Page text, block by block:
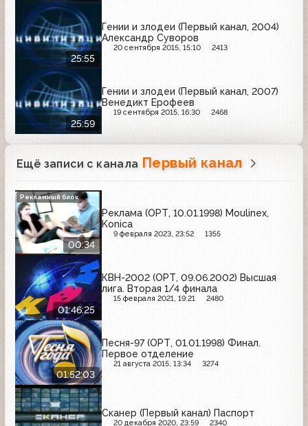
25:55
Гении и злодеи (Первый канал, 2004)
Александр Суворов
20 сентября 2015, 15:10 2413
25:59
Гении и злодеи (Первый канал, 2007)
Венедикт Ерофеев
19 сентября 2015, 16:30 2468
Ещё записи с канала Первый канал
00:34
Реклама (ОРТ, 10.01.1998) Moulinex,
Konica
9 февраля 2023, 23:52 1355
Рекламный блок
01:46:25
КВН-2002 (ОРТ, 09.06.2002) Высшая
лига. Вторая 1/4 финала
15 февраля 2021, 19:21 2480
01:52:03
Песня-97 (ОРТ, 01.01.1998) Финал.
Первое отделение
21 августа 2015, 13:34 3274
Сканер (Первый канал) Паспорт
20 декабря 2020, 23:59 2340